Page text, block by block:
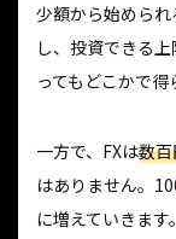
少額から始めら
し、投資できる
ってもどこかで得
一方で、FXは数
はありません。
に増えていきます。